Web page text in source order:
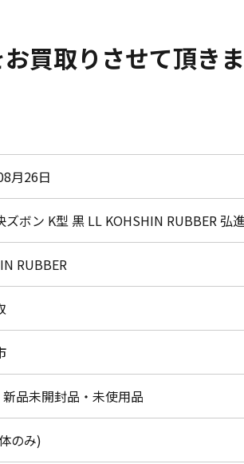
買取りさせて頂き
月26日
ズボン K型 黒 LL KOHSHIN RUBBER 弘
RUBBER
品未開封品・未使用品
のみ)